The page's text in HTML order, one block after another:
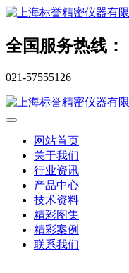
全国服务热线：
021-57555126
网站首页
关于我们
行业资讯
产品中心
技术资料
精彩图集
精彩案例
联系我们